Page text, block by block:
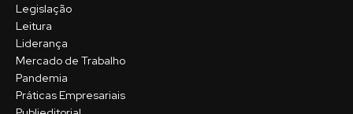
Legislação
Leitura
Liderança
Mercado de Trabalho
Pandemia
Práticas Empresariais